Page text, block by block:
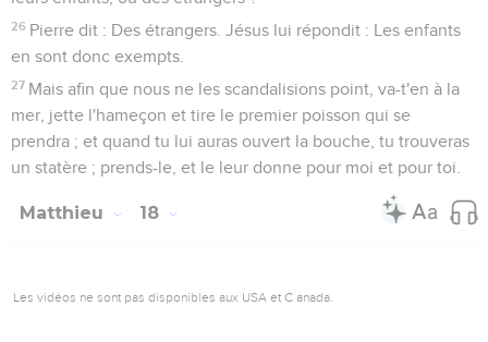
26 Pierre dit : Des étrangers. Jésus lui répondit : Les enfants
en sont donc exempts.
27 Mais afin que nous ne les scandalisions point, va-t'en à la
mer, jette l'hameçon et tire le premier poisson qui se
prendra ; et quand tu lui auras ouvert la bouche, tu trouveras
un statère ; prends-le, et le leur donne pour moi et pour toi.
Matthieu 18
Les vidéos ne sont pas disponibles aux USA et C anada.